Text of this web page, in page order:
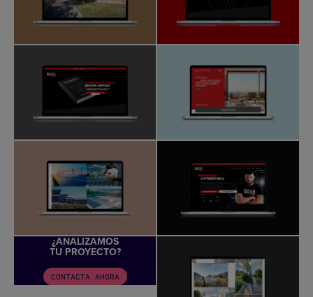
¿ANALIZAMOS
TU PROYECTO?
CONTACTA AHORA